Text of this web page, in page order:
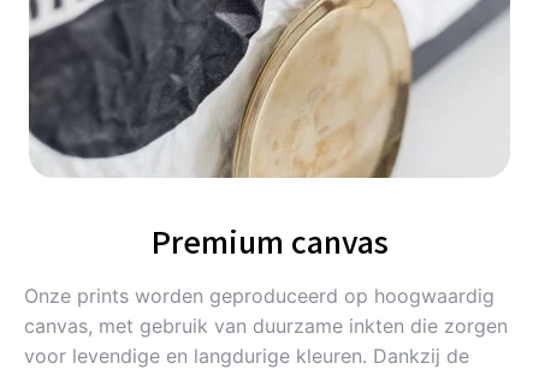
Premium canvas
Onze prints worden geproduceerd op hoogwaardig
canvas, met gebruik van duurzame inkten die zorgen
voor levendige en langdurige kleuren. Dankzij de